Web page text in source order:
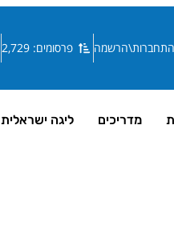
התחברות\הרשמה פרסומים: 2,729
מדריכים ליגה ישראלית